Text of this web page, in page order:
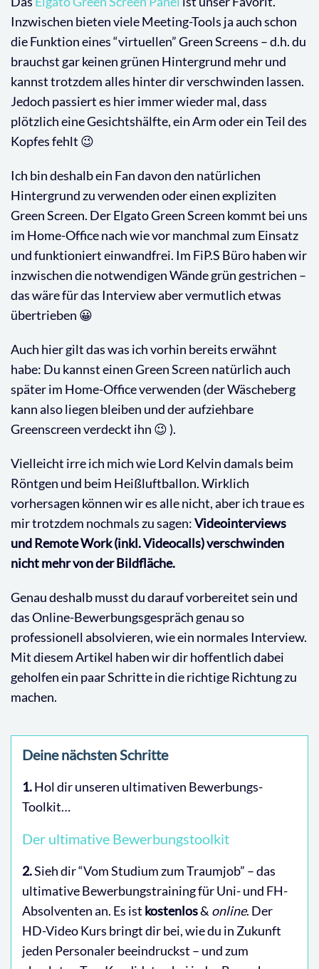
Inzwischen bieten viele Meeting-Tools ja auch schon
die Funktion eines “virtuellen” Green Screens – d.h. du
brauchst gar keinen grünen Hintergrund mehr und
kannst trotzdem alles hinter dir verschwinden lassen.
Jedoch passiert es hier immer wieder mal, dass
plötzlich eine Gesichtshälfte, ein Arm oder ein Teil des
Kopfes fehlt 😉
Ich bin deshalb ein Fan davon den natürlichen
Hintergrund zu verwenden oder einen expliziten
Green Screen. Der Elgato Green Screen kommt bei uns
im Home-Office nach wie vor manchmal zum Einsatz
und funktioniert einwandfrei. Im FiP.S Büro haben wir
inzwischen die notwendigen Wände grün gestrichen –
das wäre für das Interview aber vermutlich etwas
übertrieben 😀
Auch hier gilt das was ich vorhin bereits erwähnt
habe: Du kannst einen Green Screen natürlich auch
später im Home-Office verwenden (der Wäscheberg
kann also liegen bleiben und der aufziehbare
Greenscreen verdeckt ihn 😉 ).
Vielleicht irre ich mich wie Lord Kelvin damals beim
Röntgen und beim Heißluftballon. Wirklich
vorhersagen können wir es alle nicht, aber ich traue es
mir trotzdem nochmals zu sagen:Videointerviews
und Remote Work (inkl. Videocalls) verschwinden
nicht mehr von der Bildfläche.
Genau deshalb musst du darauf vorbereitet sein und
das Online-Bewerbungsgespräch genau so
professionell absolvieren, wie ein normales Interview.
Mit diesem Artikel haben wir dir hoffentlich dabei
geholfen ein paar Schritte in die richtige Richtung zu
machen.
Deine nächsten Schritte
1.Hol dir unseren ultimativen Bewerbungs-
Toolkit…
Der ultimative Bewerbungstoolkit
2.Sieh dir “Vom Studium zum Traumjob” – das
ultimative Bewerbungstraining für Uni- und FH-
Absolventen an. Es ist kostenlos& online. Der
HD-Video Kurs bringt dir bei, wie du in Zukunft
jeden Personaler beeindruckst – und zum